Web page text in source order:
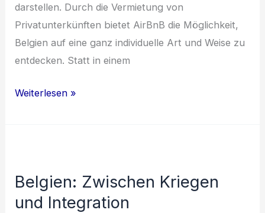
darstellen. Durch die Vermietung von
Privatunterkünften bietet AirBnB die Möglichkeit,
Belgien auf eine ganz individuelle Art und Weise zu
entdecken. Statt in einem
Einzigartige
Weiterlesen »
Belgien: Zwischen Kriegen
und Integration